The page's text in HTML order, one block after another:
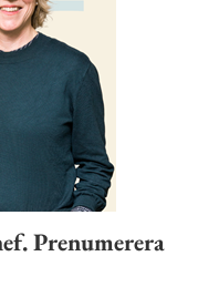
Prenumerera